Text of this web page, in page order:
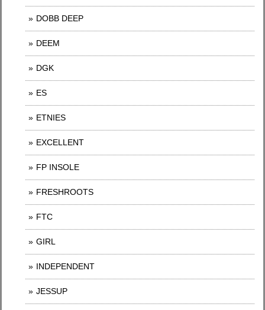
DOBB DEEP
DEEM
DGK
ES
ETNIES
EXCELLENT
FP INSOLE
FRESHROOTS
FTC
GIRL
INDEPENDENT
JESSUP